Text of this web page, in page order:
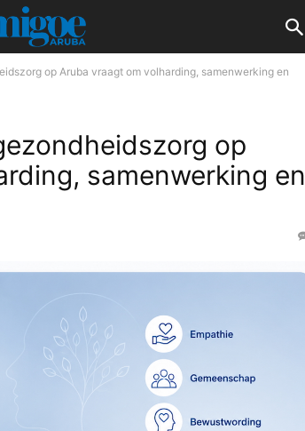
op Aruba vraagt om volharding, samenwerking en
op
samenwerking en